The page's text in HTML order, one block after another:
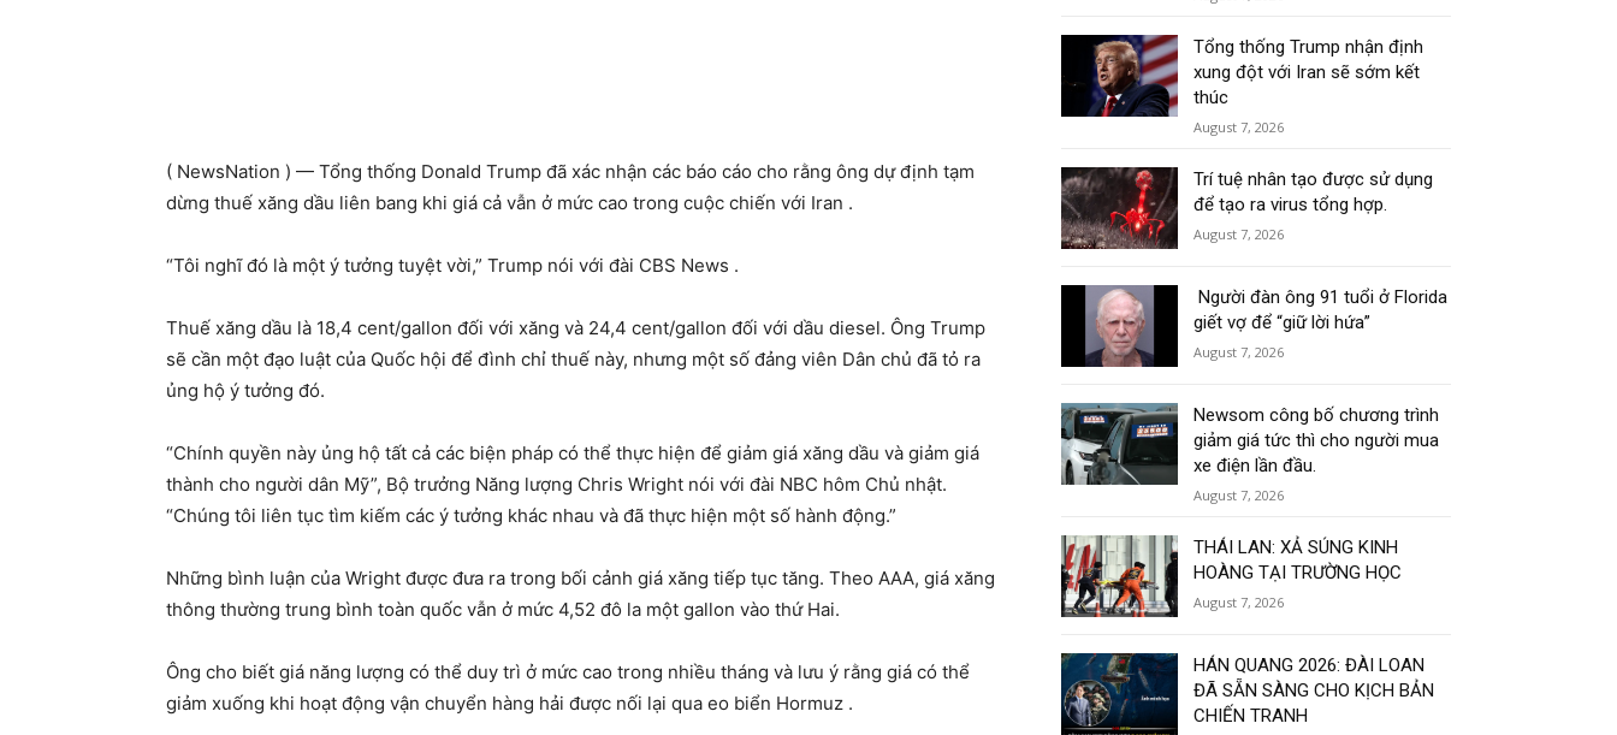
( NewsNation ) — Tổng thống Donald Trump đã xác nhận các báo cáo cho rằng ông dự định tạm
dừng thuế xăng dầu liên bang khi giá cả vẫn ở mức cao trong cuộc chiến với Iran .
“Tôi nghĩ đó là một ý tưởng tuyệt vời,” Trump nói với đài CBS News .
Thuế xăng dầu là 18,4 cent/gallon đối với xăng và 24,4 cent/gallon đối với dầu diesel. Ông Trump
sẽ cần một đạo luật của Quốc hội để đình chỉ thuế này, nhưng một số đảng viên Dân chủ đã tỏ ra
ủng hộ ý tưởng đó.
“Chính quyền này ủng hộ tất cả các biện pháp có thể thực hiện để giảm giá xăng dầu và giảm giá
thành cho người dân Mỹ”, Bộ trưởng Năng lượng Chris Wright nói với đài NBC hôm Chủ nhật.
“Chúng tôi liên tục tìm kiếm các ý tưởng khác nhau và đã thực hiện một số hành động.”
Những bình luận của Wright được đưa ra trong bối cảnh giá xăng tiếp tục tăng. Theo AAA, giá xăng
thông thường trung bình toàn quốc vẫn ở mức 4,52 đô la một gallon vào thứ Hai.
Ông cho biết giá năng lượng có thể duy trì ở mức cao trong nhiều tháng và lưu ý rằng giá có thể
giảm xuống khi hoạt động vận chuyển hàng hải được nối lại qua eo biển Hormuz .
Tổng thống Trump nhận định
xung đột với Iran sẽ sớm kết
thúc
August 7, 2026
Trí tuệ nhân tạo được sử dụng
để tạo ra virus tổng hợp.
August 7, 2026
Người đàn ông 91 tuổi ở Florida
giết vợ để “giữ lời hứa”
August 7, 2026
Newsom công bố chương trình
giảm giá tức thì cho người mua
xe điện lần đầu.
August 7, 2026
THÁI LAN: XẢ SÚNG KINH
HOÀNG TẠI TRƯỜNG HỌC
August 7, 2026
HÁN QUANG 2026: ĐÀI LOAN
ĐÃ SẴN SÀNG CHO KỊCH BẢN
CHIẾN TRANH